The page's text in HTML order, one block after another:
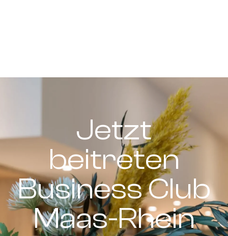
Jetzt
beitreten
Business Club
Maas-Rhein